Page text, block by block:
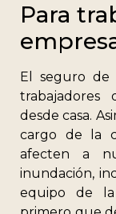
Para
El seguro
desde casa.
cargo de la
afecten a
inundación,
equipo de